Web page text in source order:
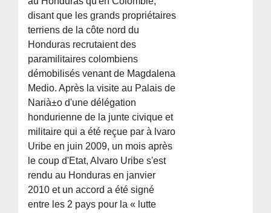
disant que les grands propriétaires
terriens de la côte nord du
Honduras recrutaient des
paramilitaires colombiens
démobilisés venant de Magdalena
Medio. Après la visite au Palais de
Narià±o d'une délégation
hondurienne de la junte civique et
militaire qui a été reçue par à lvaro
Uribe en juin 2009, un mois après
le coup d'Etat, Alvaro Uribe s'est
rendu au Honduras en janvier
2010 et un accord a été signé
entre les 2 pays pour la « lutte